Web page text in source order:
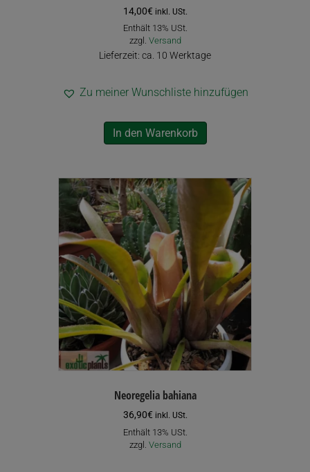
14,00€ inkl. USt.
Enthält 13% USt.
zzgl. Versand
Lieferzeit: ca. 10 Werktage
Zu meiner Wunschliste hinzufügen
In den Warenkorb
Neoregelia bahiana
36,90€ inkl. USt.
Enthält 13% USt.
zzgl. Versand